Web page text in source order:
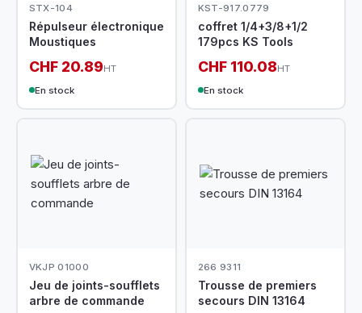
STX-104
Répulseur électronique
Moustiques
CHF 20.89HT
En stock
KST-917.0779
coffret 1/4+3/8+1/2
179pcs KS Tools
CHF 110.08HT
En stock
VKJP 01000
Jeu de joints-soufflets
arbre de commande
266 9311
Trousse de premiers
secours DIN 13164